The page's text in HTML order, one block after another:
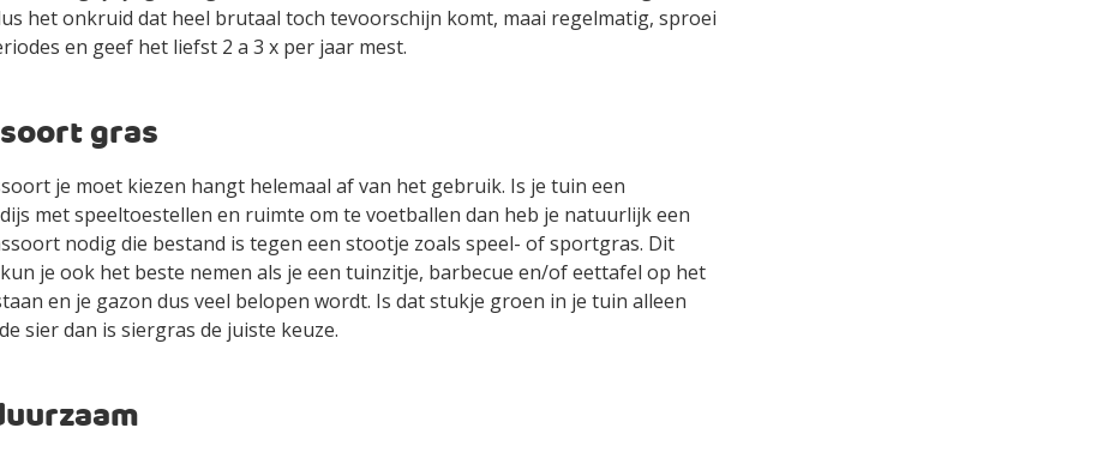
het onkruid dat heel brutaal toch tevoorschijn komt, maai regelmatig, sproei
en geef het liefst 2 a 3 x per jaar mest.
gras
je moet kiezen hangt helemaal af van het gebruik. Is je tuin een
met speeltoestellen en ruimte om te voetballen dan heb je natuurlijk een
nodig die bestand is tegen een stootje zoals speel- of sportgras. Dit
je ook het beste nemen als je een tuinzitje, barbecue en/of eettafel op het
en je gazon dus veel belopen wordt. Is dat stukje groen in je tuin alleen
sier dan is siergras de juiste keuze.